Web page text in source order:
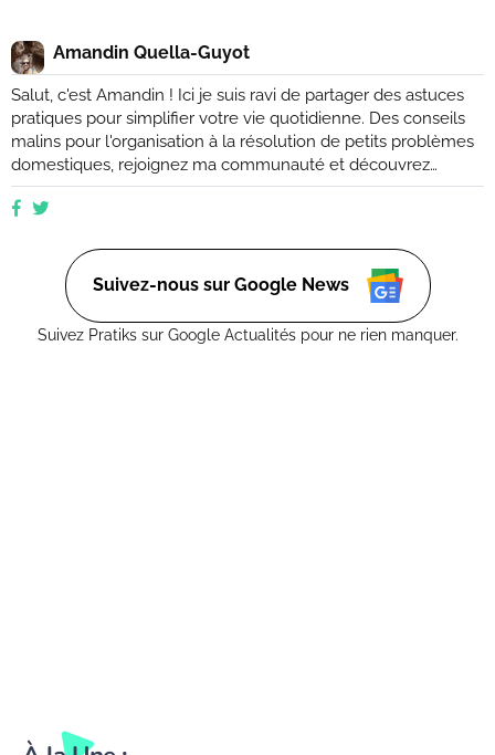
Amandin Quella-Guyot
Salut, c'est Amandin ! Ici je suis ravi de partager des astuces
pratiques pour simplifier votre vie quotidienne. Des conseils
malins pour l'organisation à la résolution de petits problèmes
domestiques, rejoignez ma communauté et découvrez
comment rendre votre quotidien plus facile et plus efficace.
Que vous soyez novice ou expert, ensemble, nous
tous les jours. (Retrouvez moi aussi sur Ctendance.fr)
Suivez-nous sur Google News
Suivez Pratiks sur Google Actualités pour ne rien manquer.